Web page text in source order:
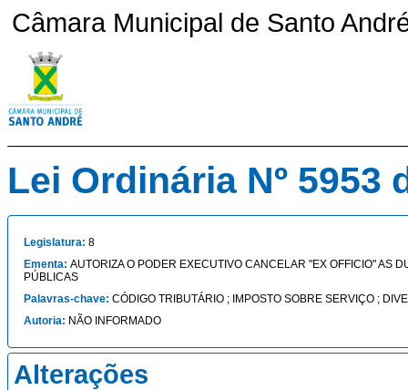
Câmara Municipal de Santo
Lei Ordinária Nº 5953
Legislatura: 8
Ementa: AUTORIZA O PODER EXECUTIVO CANCELAR "EX OFFICIO" AS
PÚBLICAS
Palavras-chave: CÓDIGO TRIBUTÁRIO ; IMPOSTO SOBRE SERVIÇO ;
Autoria: NÃO INFORMADO
Alterações